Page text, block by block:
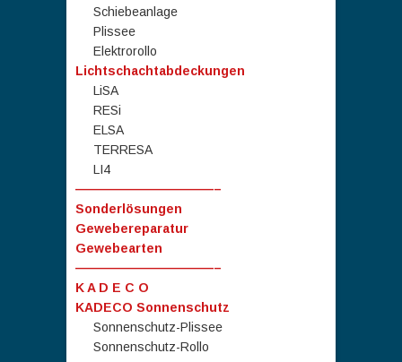
Schiebeanlage
Plissee
Elektrorollo
Lichtschachtabdeckungen
LiSA
RESi
ELSA
TERRESA
LI4
———————————–
Sonderlösungen
Gewebereparatur
Gewebearten
———————————–
K A D E C O
KADECO Sonnenschutz
Sonnenschutz-Plissee
Sonnenschutz-Rollo